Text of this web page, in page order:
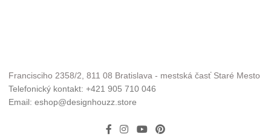
Francisciho 2358/2, 811 08 Bratislava - mestská časť Staré Mesto
Telefonický kontakt: +421 905 710 046
Email: eshop@designhouzz.store